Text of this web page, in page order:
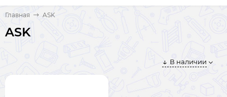
Главная ASK
ASK
В наличии